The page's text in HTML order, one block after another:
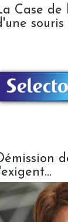
Case de
souris